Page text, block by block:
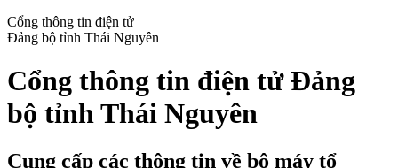
Cổng thông tin điện tử
Đảng bộ tỉnh Thái Nguyên
Cổng thông tin điện tử Đảng
bộ tỉnh Thái Nguyên
Cung cấp các thông tin về bộ máy tổ